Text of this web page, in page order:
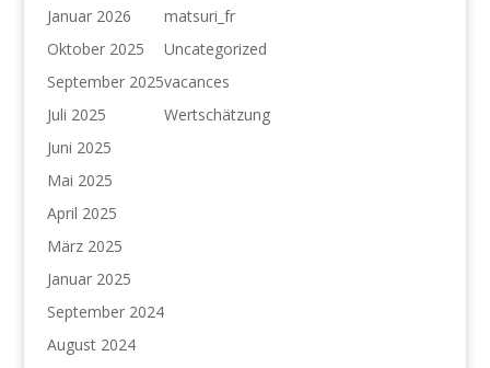
Januar 2026
Oktober 2025
September 2025
Juli 2025
Juni 2025
Mai 2025
April 2025
März 2025
Januar 2025
September 2024
August 2024
matsuri_fr
Uncategorized
vacances
Wertschätzung